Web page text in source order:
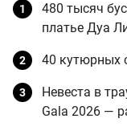
480 тысяч
платье Дуа
40 кутюрных
Невеста в
Gala 2026 —